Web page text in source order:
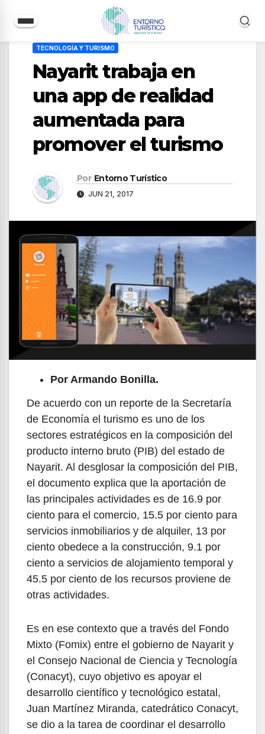
contenido
TECNOLOGÍA Y TURISMO
Nayarit trabaja en
una app de realidad
aumentada para
promover el turismo
Por Entorno Turístico
JUN 21, 2017
Por Armando Bonilla.
De acuerdo con un reporte de la Secretaría
de Economía el turismo es uno de los
sectores estratégicos en la composición del
producto interno bruto (PIB) del estado de
Nayarit. Al desglosar la composición del PIB,
el documento explica que la aportación de
las principales actividades es de 16.9 por
ciento para el comercio, 15.5 por ciento para
servicios inmobiliarios y de alquiler, 13 por
ciento obedece a la construcción, 9.1 por
ciento a servicios de alojamiento temporal y
45.5 por ciento de los recursos proviene de
otras actividades.
Es en ese contexto que a través del Fondo
Mixto (Fomix) entre el gobierno de Nayarit y
el Consejo Nacional de Ciencia y Tecnología
(Conacyt), cuyo objetivo es apoyar el
desarrollo científico y tecnológico estatal,
Juan Martínez Miranda, catedrático Conacyt,
se dio a la tarea de coordinar el desarrollo